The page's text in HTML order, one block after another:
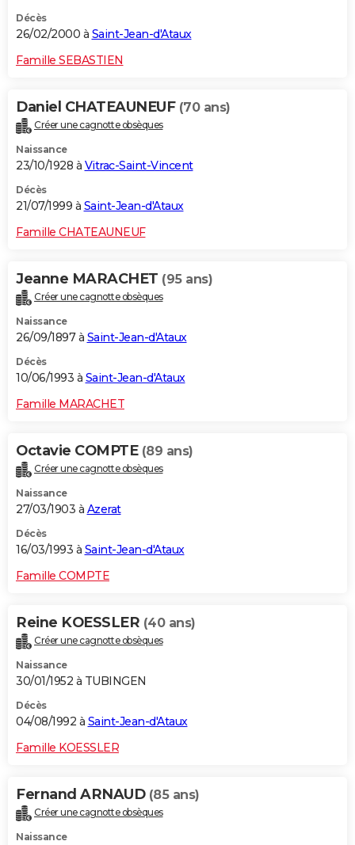
Décès
26/02/2000 à Saint-Jean-d'Ataux
Famille SEBASTIEN
Daniel CHATEAUNEUF (70 ans)
Créer une cagnotte obsèques
Naissance
23/10/1928 à Vitrac-Saint-Vincent
Décès
21/07/1999 à Saint-Jean-d'Ataux
Famille CHATEAUNEUF
Jeanne MARACHET (95 ans)
Créer une cagnotte obsèques
Naissance
26/09/1897 à Saint-Jean-d'Ataux
Décès
10/06/1993 à Saint-Jean-d'Ataux
Famille MARACHET
Octavie COMPTE (89 ans)
Créer une cagnotte obsèques
Naissance
27/03/1903 à Azerat
Décès
16/03/1993 à Saint-Jean-d'Ataux
Famille COMPTE
Reine KOESSLER (40 ans)
Créer une cagnotte obsèques
Naissance
30/01/1952 à TUBINGEN
Décès
04/08/1992 à Saint-Jean-d'Ataux
Famille KOESSLER
Fernand ARNAUD (85 ans)
Créer une cagnotte obsèques
Naissance